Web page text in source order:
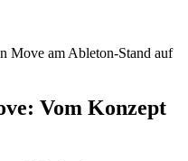
Move am Ableton-Stand auf
Vom Konzept